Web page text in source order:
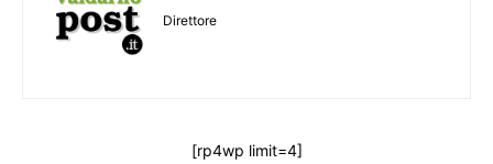
Direttore
[rp4wp limit=4]